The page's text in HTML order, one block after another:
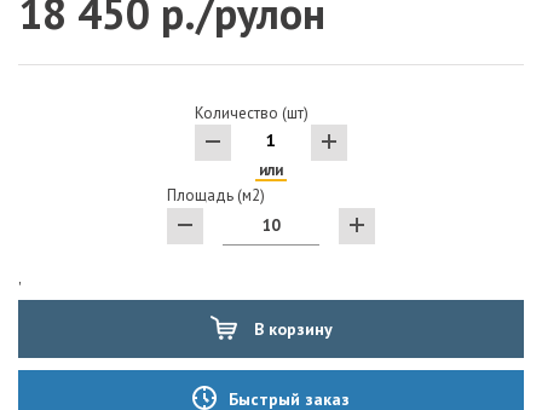
18 450 р./рулон
Количество (шт)
или
Площадь (м2)
'
В корзину
Быстрый заказ